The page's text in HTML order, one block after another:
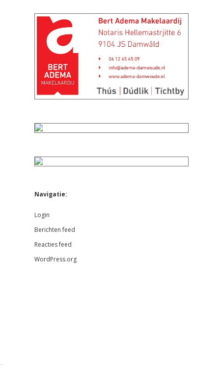
Navigatie:
Login
Berichten feed
Reacties feed
WordPress.org